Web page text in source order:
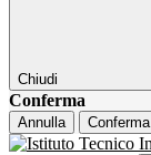
Chiudi
Conferma
Annulla Conferma